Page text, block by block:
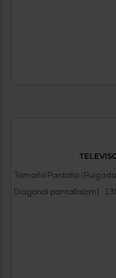
Tamaño Pantalla
Diagonal pantalla(cm) :